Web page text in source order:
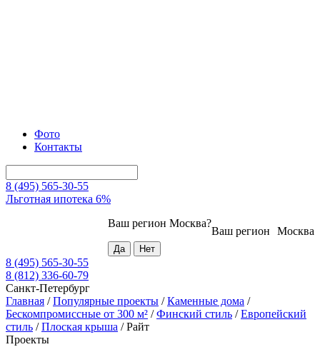
Фото
Контакты
8 (495) 565-30-55
Льготная ипотека 6%
Москва
Ваш регион
Ваш регион Москва?
8 (495) 565-30-55
8 (812) 336-60-79
Санкт-Петербург
Главная /Популярные проекты /Каменные дома /
Бескомпромиссные от 300 м² /Финский стиль /Европейский
стиль /Плоская крыша /Райт
Проекты